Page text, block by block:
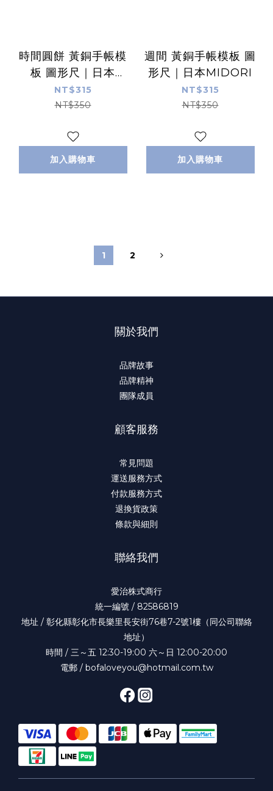
時間圓餅 黃銅手帳模
板 圖形尺｜日本
MIDORI
NT$315
NT$350
加入購物車
週間 黃銅手帳模板 圖
形尺｜日本MIDORI
NT$315
NT$350
加入購物車
1 2
關於我們
品牌故事
品牌精神
團隊成員
顧客服務
常見問題
運送服務方式
付款服務方式
退換貨政策
條款與細則
聯絡我們
愛治株式商行
統一編號 / 82586819
地址 / 彰化縣彰化市長樂里長安街76巷7-2號1樓（同公司聯絡
地址）
時間 / 三～五 12:30-19:00 六～日 12:00-20:00
電郵 / bofaloveyou@hotmail.com.tw